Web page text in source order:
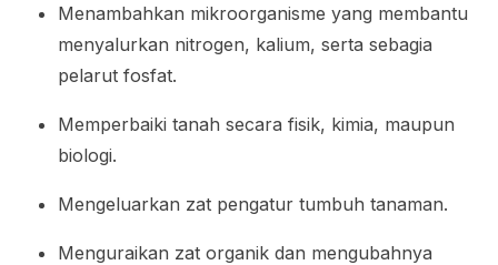
Menambahkan mikroorganisme yang membantu
menyalurkan nitrogen, kalium, serta sebagia
pelarut fosfat.
Memperbaiki tanah secara fisik, kimia, maupun
biologi.
Mengeluarkan zat pengatur tumbuh tanaman.
Menguraikan zat organik dan mengubahnya